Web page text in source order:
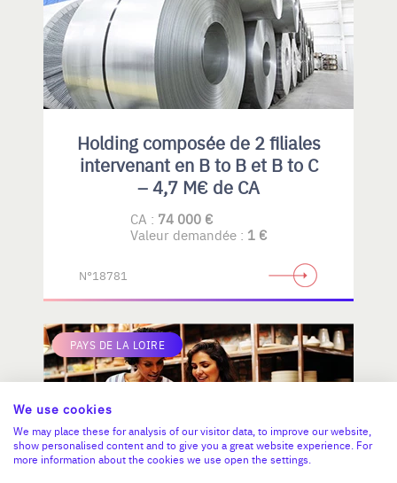
Holding composée de 2 filiales
intervenant en B to B et B to C
– 4,7 M€ de CA
CA : 74 000 €
Valeur demandée : 1 €
N°18781
PAYS DE LA LOIRE
We use cookies
We may place these for analysis of our visitor data, to improve our website,
show personalised content and to give you a great website experience. For
more information about the cookies we use open the settings.